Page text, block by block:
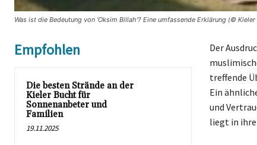
Was ist die Bedeutung von 'Oksim Billah'? Eine umfassende Erklärung (©
Empfohlen
Die besten Strände an der
Kieler Bucht für
Sonnenanbeter und
Familien
19.11.2025
Der
treffende
Ein
und
liegt in